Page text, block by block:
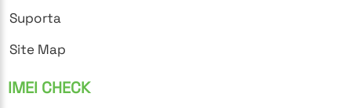
Suporta
Site Map
IMEI CHECK